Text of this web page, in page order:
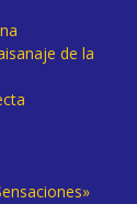
de la